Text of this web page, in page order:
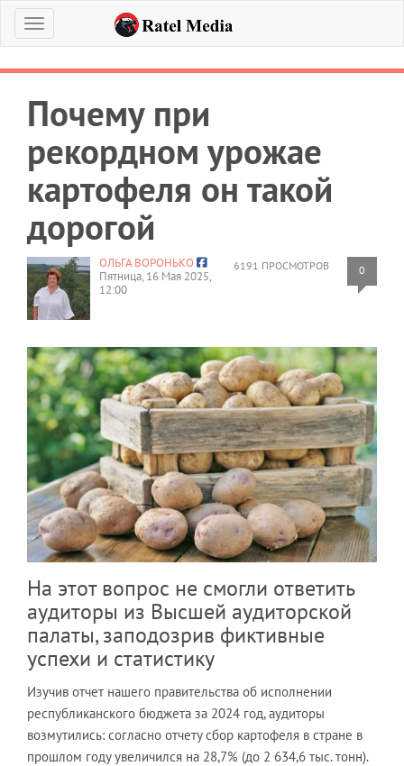
Меню
Почему при
рекордном урожае
картофеля он такой
дорогой
6191 ПРОСМОТРОВ 0
ОЛЬГА ВОРОНЬКО
Пятница, 16 Мая 2025,
12:00
На этот вопрос не смогли ответить
аудиторы из Высшей аудиторской
палаты, заподозрив фиктивные
успехи и статистику
Изучив отчет нашего правительства об исполнении
республиканского бюджета за 2024 год, аудиторы
возмутились: согласно отчету сбор картофеля в стране в
прошлом году увеличился на 28,7% (до 2 634,6 тыс. тонн).